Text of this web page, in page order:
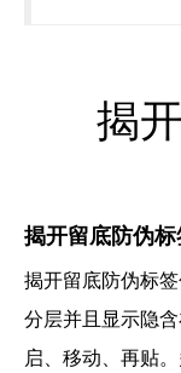
揭
揭开留底防伪
揭开留底防伪标签
分层并且显示隐
启、移动、再贴